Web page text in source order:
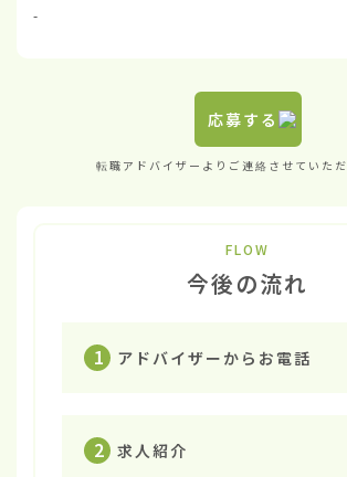
-
応募する
転職アドバイザーよりご連絡させていただ
FLOW
今後の流れ
1 アドバイザーからお電話
2 求人紹介